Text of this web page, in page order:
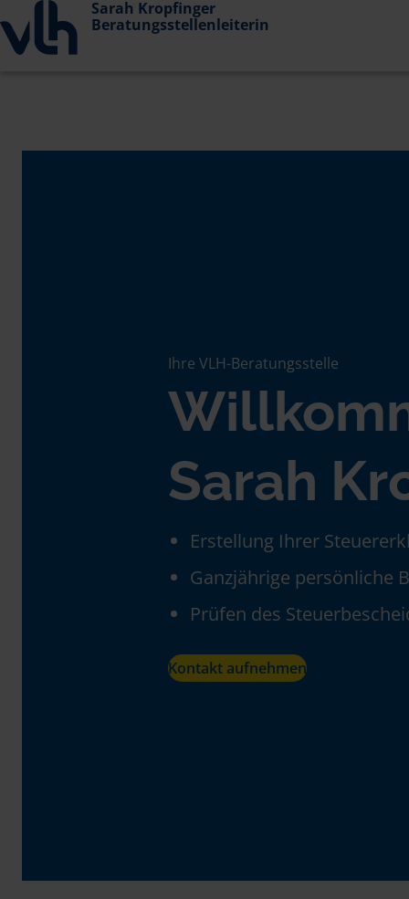
Sarah Kropfinger
Beratungsstellenleiterin
Ihre VLH-Beratungsstelle
Sarah
Erstellung Ihrer
Ganzjährige persönliche
Prüfen des
Kontakt aufnehmen